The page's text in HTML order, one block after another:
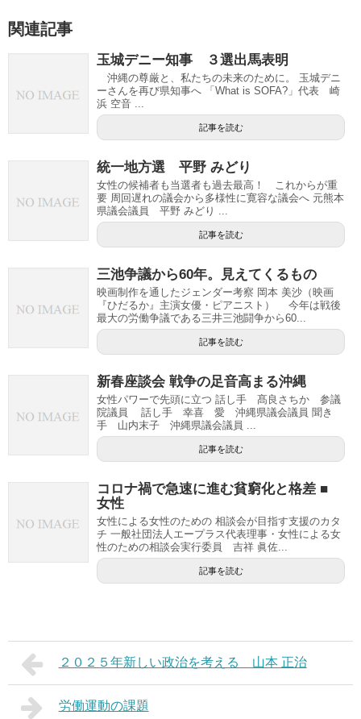
関連記事
玉城デニー知事 ３選出馬表明
沖縄の尊厳と、私たちの未来のために。 玉城デニ
ーさんを再び県知事へ 「What is SOFA?」代表 崎
浜 空音 ...
記事を読む
統一地方選 平野 みどり
女性の候補者も当選者も過去最高！ これからが重
要 周回遅れの議会から多様性に寛容な議会へ 元熊本
県議会議員 平野 みどり ...
記事を読む
三池争議から60年。見えてくるもの
映画制作を通したジェンダー考察 岡本 美沙（映画
『ひだるか』主演女優・ピアニスト） 今年は戦後
最大の労働争議である三井三池闘争から60...
記事を読む
新春座談会 戦争の足音高まる沖縄
女性パワーで先頭に立つ 話し手 髙良さちか 参議
院議員 話し手 幸喜 愛 沖縄県議会議員 聞き
手 山内末子 沖縄県議会議員 ...
記事を読む
コロナ禍で急速に進む貧窮化と格差 ■
女性
女性による女性のための 相談会が目指す支援のカタ
チ 一般社団法人エープラス代表理事・女性による女
性のための相談会実行委員 吉祥 眞佐...
記事を読む
２０２５年新しい政治を考える 山本 正治
労働運動の課題